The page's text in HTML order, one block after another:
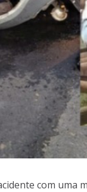
com uma